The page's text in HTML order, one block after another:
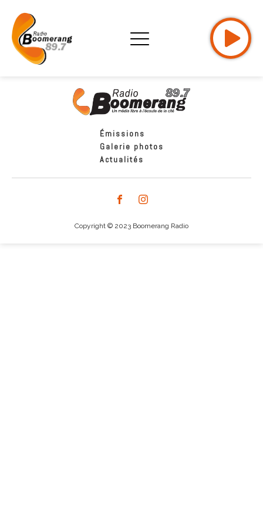
Émissions
Galerie photos
Actualités
Copyright © 2023 Boomerang Radio